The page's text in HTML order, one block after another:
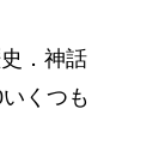
．神話
くつも